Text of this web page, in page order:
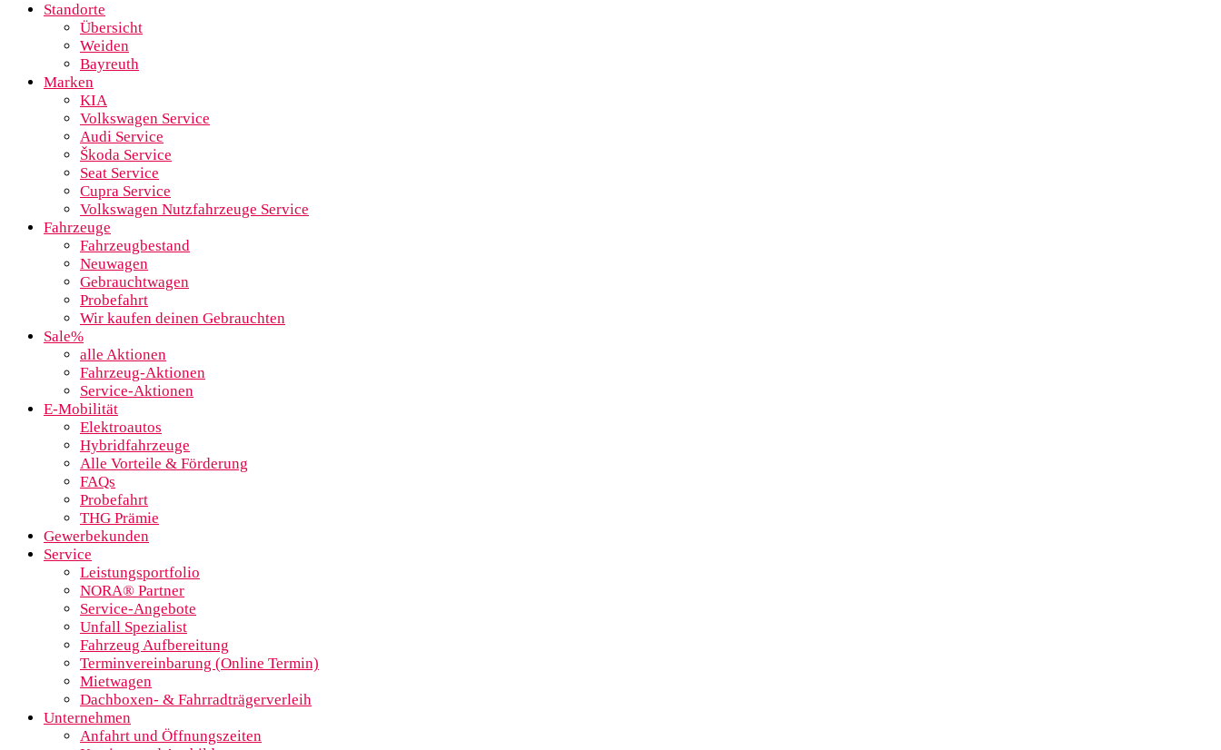
Standorte
Übersicht
Weiden
Bayreuth
Marken
KIA
Volkswagen Service
Audi Service
Škoda Service
Seat Service
Cupra Service
Volkswagen Nutzfahrzeuge Service
Fahrzeuge
Fahrzeugbestand
Neuwagen
Gebrauchtwagen
Probefahrt
Wir kaufen deinen Gebrauchten
Sale%
alle Aktionen
Fahrzeug-Aktionen
Service-Aktionen
E-Mobilität
Elektroautos
Hybridfahrzeuge
Alle Vorteile & Förderung
FAQs
Probefahrt
THG Prämie
Gewerbekunden
Service
Leistungsportfolio
NORA® Partner
Service-Angebote
Unfall Spezialist
Fahrzeug Aufbereitung
Terminvereinbarung (Online Termin)
Mietwagen
Dachboxen- & Fahrradträgerverleih
Unternehmen
Anfahrt und Öffnungszeiten